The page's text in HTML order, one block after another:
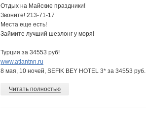
Отдых на Майские праздники!
Звоните! 213-71-17
Места еще есть!
Займите лучший шезлонг у моря!
Турция за 34553 руб!
www.atlantnn.ru
8 мая, 10 ночей, SEFIK BEY HOTEL 3* за 34553 руб.
Читать полностью